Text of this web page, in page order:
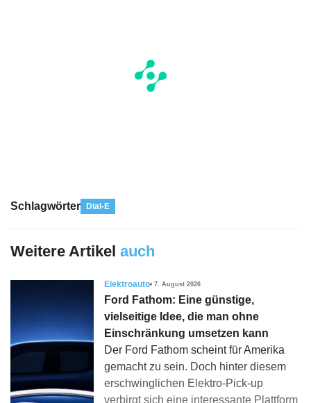
Schlagwörter Dial-E
Weitere Artikel auch
Elektroauto 7. August 2026
Ford Fathom: Eine günstige,
vielseitige Idee, die man ohne
Einschränkung umsetzen kann
Der Ford Fathom scheint für Amerika
gemacht zu sein. Doch hinter diesem
erschwinglichen Elektro-Pick-up
verbirgt sich eine interessante Plattform